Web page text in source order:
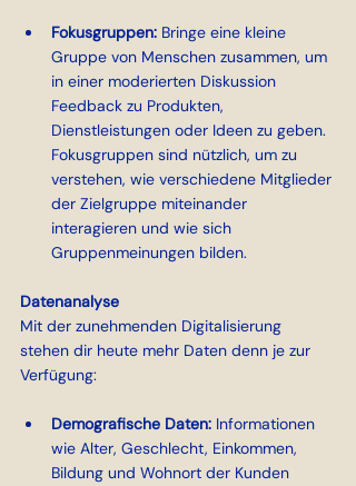
Fokusgruppen: Bringe eine kleine
Gruppe von Menschen zusammen, um
in einer moderierten Diskussion
Feedback zu Produkten,
Dienstleistungen oder Ideen zu geben.
Fokusgruppen sind nützlich, um zu
verstehen, wie verschiedene Mitglieder
der Zielgruppe miteinander
interagieren und wie sich
Gruppenmeinungen bilden.
Datenanalyse
Mit der zunehmenden Digitalisierung
stehen dir heute mehr Daten denn je zur
Verfügung:
Demografische Daten: Informationen
wie Alter, Geschlecht, Einkommen,
Bildung und Wohnort der Kunden